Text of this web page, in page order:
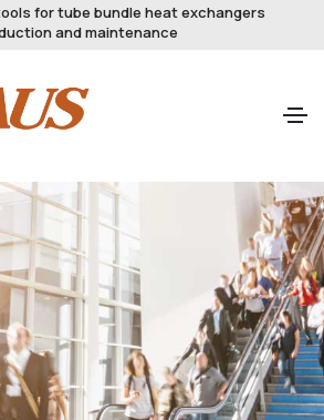
for tube bundle heat exchangers
and maintenance